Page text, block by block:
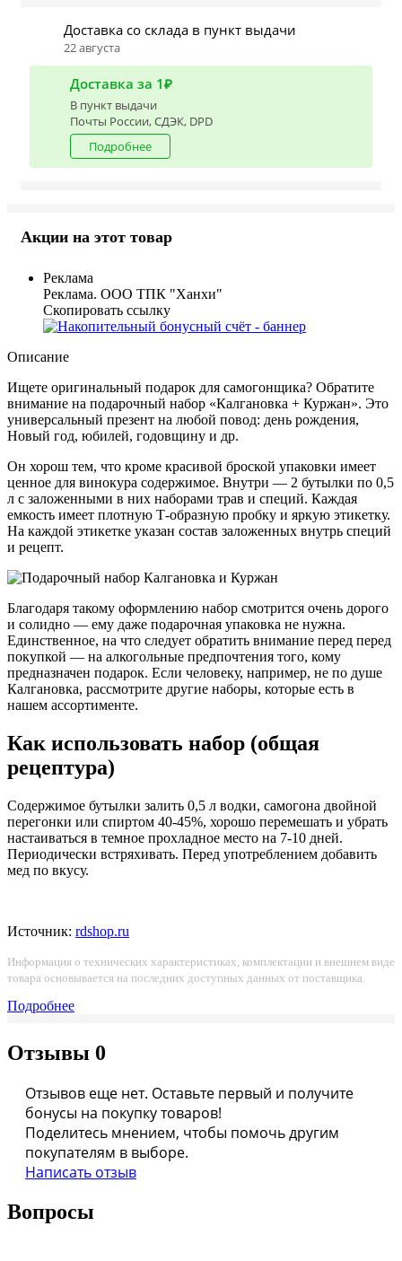
Доставка со склада в пункт выдачи
22 августа
Доставка за 1₽
В пункт выдачи
Почты России, СДЭК, DPD
Подробнее
Акции на этот товар
Реклама
Реклама. ООО ТПК "Ханхи"
Скопировать ссылку
Описание
Ищете оригинальный подарок для самогонщика? Обратите
внимание на подарочный набор «Калгановка + Куржан». Это
универсальный презент на любой повод: день рождения,
Новый год, юбилей, годовщину и др.
Он хорош тем, что кроме красивой броской упаковки имеет
ценное для винокура содержимое. Внутри — 2 бутылки по 0,5
л с заложенными в них наборами трав и специй. Каждая
емкость имеет плотную Т-образную пробку и яркую этикетку.
На каждой этикетке указан состав заложенных внутрь специй
и рецепт.
Благодаря такому оформлению набор смотрится очень дорого
и солидно — ему даже подарочная упаковка не нужна.
Единственное, на что следует обратить внимание перед перед
покупкой — на алкогольные предпочтения того, кому
предназначен подарок. Если человеку, например, не по душе
Калгановка, рассмотрите другие наборы, которые есть в
нашем ассортименте.
Как использовать набор (общая
рецептура)
Содержимое бутылки залить 0,5 л водки, самогона двойной
перегонки или спиртом 40-45%, хорошо перемешать и убрать
настаиваться в темное прохладное место на 7-10 дней.
Периодически встряхивать. Перед употреблением добавить
мед по вкусу.
Источник: rdshop.ru
Информация о технических характеристиках, комплектации и внешнем виде
товара основывается на последних доступных данных от поставщика.
Подробнее
Отзывы 0
Отзывов еще нет. Оставьте первый и получите
бонусы на покупку товаров!
Поделитесь мнением, чтобы помочь другим
покупателям в выборе.
Написать отзыв
Вопросы